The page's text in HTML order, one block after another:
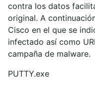
contra los datos
original. A
Cisco en el que se
infectado así como
campaña de malware.
PUTTY.exe